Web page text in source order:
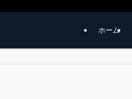
ホーム